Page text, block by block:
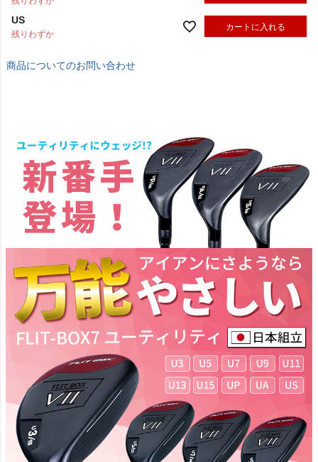
残りわずか
US
残りわずか
カートに入れる
商品についてのお問い合わせ